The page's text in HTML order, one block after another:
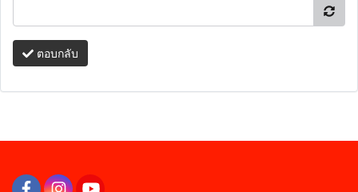
ตอบกลับ